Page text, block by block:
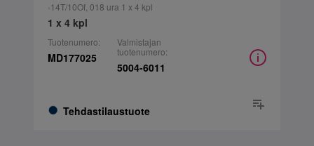
-14T/10Of, 018 ura 1 x 4 kpl
1 x 4 kpl
Tuotenumero:
MD177025
Tehdastilaustuote
Valmistajan
tuotenumero:
5004-6011